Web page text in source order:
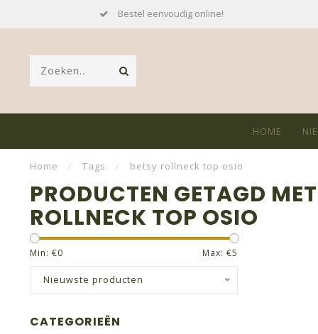
Bestel eenvoudig online!
HOME
Home / Tags / betsy rollneck top osio
PRODUCTEN GETAGD
ROLLNECK TOP OSIO
Min: €0 Max: €5
Nieuwste producten
CATEGORIEËN